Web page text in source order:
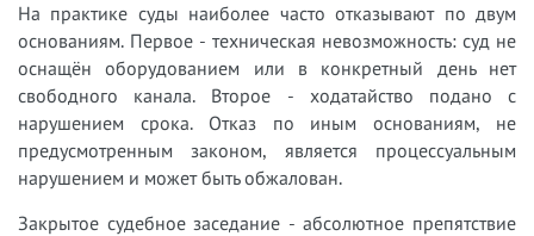
На практике суды наиболее часто отказывают по двум
основаниям. Первое - техническая невозможность: суд не
оснащён оборудованием или в конкретный день нет
свободного канала. Второе - ходатайство подано с
нарушением срока. Отказ по иным основаниям, не
предусмотренным законом, является процессуальным
нарушением и может быть обжалован.
Закрытое судебное заседание - абсолютное препятствие